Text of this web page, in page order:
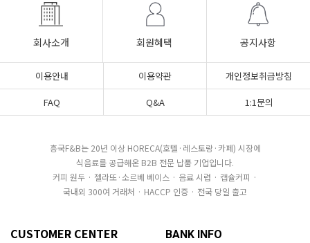
회사소개 회원혜택 공지사항
이용안내 이용약관
개인정보취급방침
FAQ
Q&A 1:1문의
흥국F&B는 20년 이상 HORECA(호텔·레스토랑·카페) 시장에
식음료를 공급해온 B2B 전문 납품 기업입니다.
커피 원두 · 젤라또·소르베 베이스 · 음료 시럽 · 캡슐커피 ·
국내외 300여 거래처 · HACCP 인증 · 전국 당일 출고
CUSTOMER CENTER BANK INFO